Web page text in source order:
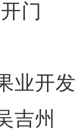
门
开发
吉州